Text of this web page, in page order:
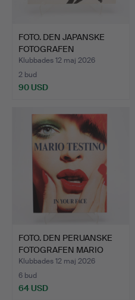
FOTO. DEN JAPANSKE
FOTOGRAFEN
NOBUYOSHI AR…
Klubbades 12 maj 2026
2 bud
90 USD
FOTO. DEN PERUANSKE
FOTOGRAFEN MARIO
TESTI…
Klubbades 12 maj 2026
6 bud
64 USD